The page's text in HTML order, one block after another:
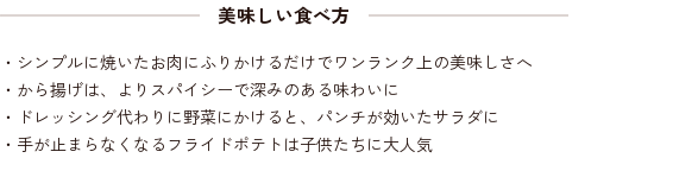
美味しい食べ方
・シンプルに焼いたお肉にふりかけるだけでワンランク上の美味しさへ
・から揚げは、よりスパイシーで深みのある味わいに
・ドレッシング代わりに野菜にかけると、パンチが効いたサラダに
・手が止まらなくなるフライドポテトは子供たちに大人気